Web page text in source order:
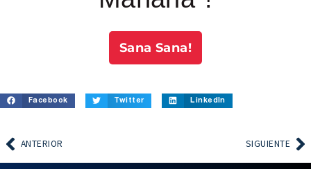
Sana Sana!
Facebook Twitter LinkedIn
ANTERIOR SIGUIENTE